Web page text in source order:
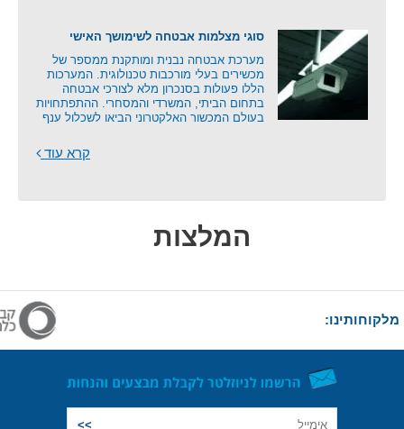
סוגי מצלמות אבטחה לשימושך האישי
מערכת אבטחה נבנית ומותקנת ממספר של
מכשירים בעלי מורכבות טכנולוגית. המערכות
הללו פעולות בסנכרון מלא לצורכי אבטחה
בתחום הביתי, המשרדי והמסחרי. ההתפתחויות
בעולם המכשור האלקטרוני הביאו לשכלול ענף
קרא עוד
המלצות
מלקוחותינו: